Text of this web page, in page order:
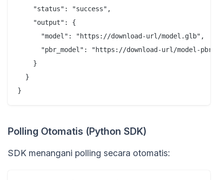
    "status": "success",
    "output": {
      "model": "https://download-url/model.glb",
"pbr_model": "https://download-url/model-
    }
  }
Polling Otomatis (Python SDK)
SDK menangani polling secara otomatis: